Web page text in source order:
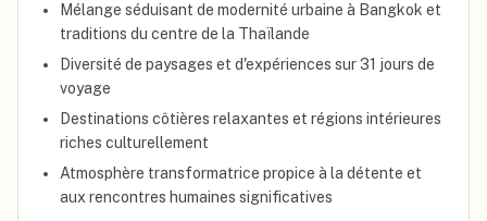
Mélange séduisant de modernité urbaine à Bangkok et
traditions du centre de la Thaïlande
Diversité de paysages et d'expériences sur 31 jours de
voyage
Destinations côtières relaxantes et régions intérieures
riches culturellement
Atmosphère transformatrice propice à la détente et
aux rencontres humaines significatives